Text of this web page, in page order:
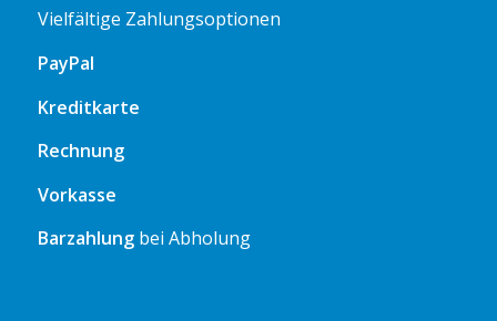
Vielfältige Zahlungsoptionen
PayPal
Kreditkarte
Rechnung
Vorkasse
Barzahlungbei Abholung